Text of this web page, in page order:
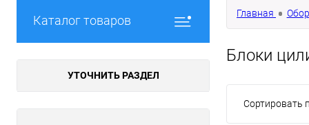
Каталог товаров
УТОЧНИТЬ РАЗДЕЛ
Главная
Блоки
Сортировать